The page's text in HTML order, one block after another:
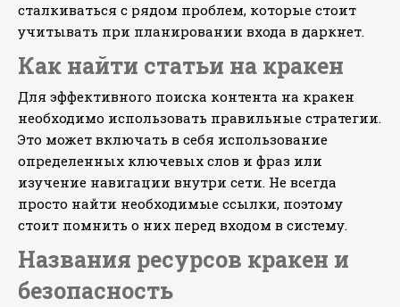
сталкиваться с рядом проблем, которые стоит
учитывать при планировании входа в даркнет.
Как найти статьи на кракен
Для эффективного поиска контента на кракен
необходимо использовать правильные стратегии.
Это может включать в себя использование
определенных ключевых слов и фраз или
изучение навигации внутри сети. Не всегда
просто найти необходимые ссылки, поэтому
стоит помнить о них перед входом в систему.
Названия ресурсов кракен и
безопасность